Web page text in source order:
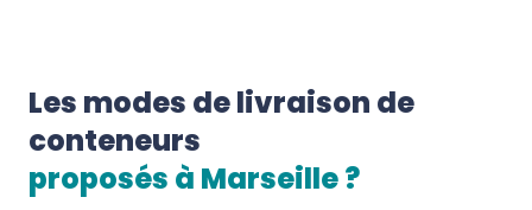
Les modes de livraison de
conteneurs
proposés à Marseille ?